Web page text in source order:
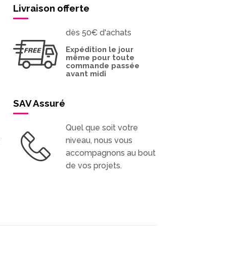
Livraison offerte
dès 50€ d'achats
Expédition le jour
même pour toute
commande passée
avant midi
SAV Assuré
Quel que soit votre
niveau, nous vous
accompagnons au bout
de vos projets.